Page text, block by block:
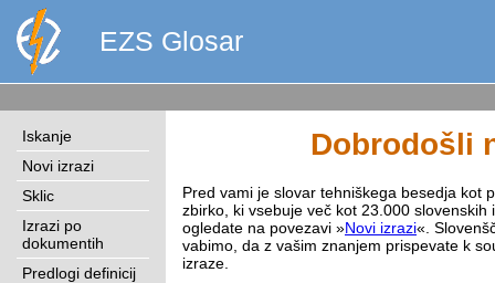
EZS Glosar
Iskanje
Novi izrazi
Sklic
Izrazi po
dokumentih
Predlogi definicij
Dobrodošli
Pred vami je slovar tehniškega besedja kot
zbirko, ki vsebuje več kot 23.000
ogledate na povezavi »Novi izrazi«.
vabimo, da z vašim znanjem prispevate k
izraze.